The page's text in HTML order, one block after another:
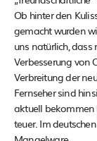
Ob hinter den
gemacht wurden
uns natürlich,
Verbesserung von
Verbreitung der
Fernseher sind
aktuell bekommen
teuer. Im